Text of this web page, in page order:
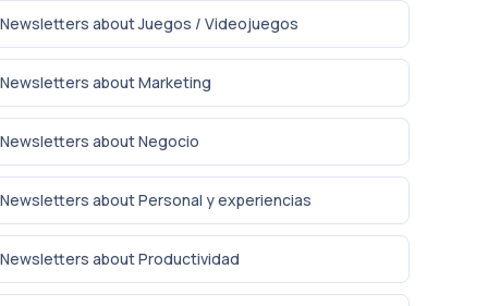
Newsletters about Juegos / Videojuegos
Newsletters about Marketing
Newsletters about Negocio
Newsletters about Personal y experiencias
Newsletters about Productividad